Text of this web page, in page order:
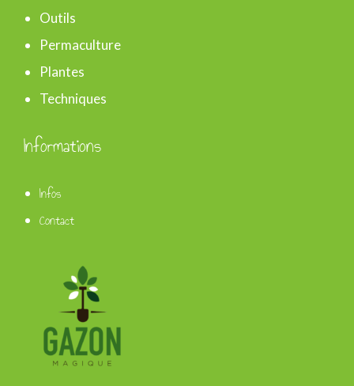
Outils
Permaculture
Plantes
Techniques
Informations
Infos
Contact